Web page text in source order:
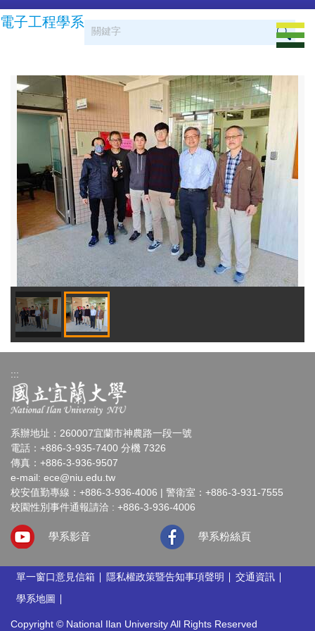
跳
到
電子工程學系
:::
系辦地址：260007宜蘭市神農路一段一號
電話：+886-3-935-7400 分機 7326
傳真：+886-3-936-9507
e-mail: ece@niu.edu.tw
校安值勤專線：+886-3-936-4006 | 警衛室：+886-3-931-7555
校園性別事件通報請洽 : +886-3-936-4006
學系影音 學系粉絲頁
單一窗口意見信箱 隱私權政策暨告知事項聲明
交通資訊
學系地圖
Copyright © National Ilan University All Rights Reserved